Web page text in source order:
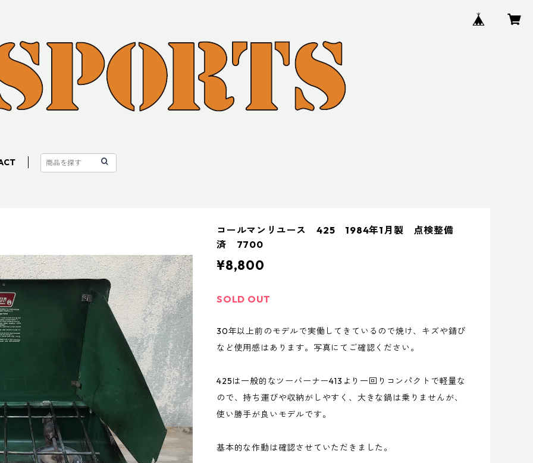
コールマンリユース 425 1984年1月製 点検整備
済 7700
¥8,800
SOLD OUT
30年以上前のモデルで実働してきているので焼け、キズや錆び
など使用感はあります。写真にてご確認ください。
425は一般的なツーバーナー413より一回りコンパクトで軽量な
ので、持ち運びや収納がしやすく、大きな鍋は乗りませんが、
使い勝手が良いモデルです。
基本的な作動は確認させていただきました。